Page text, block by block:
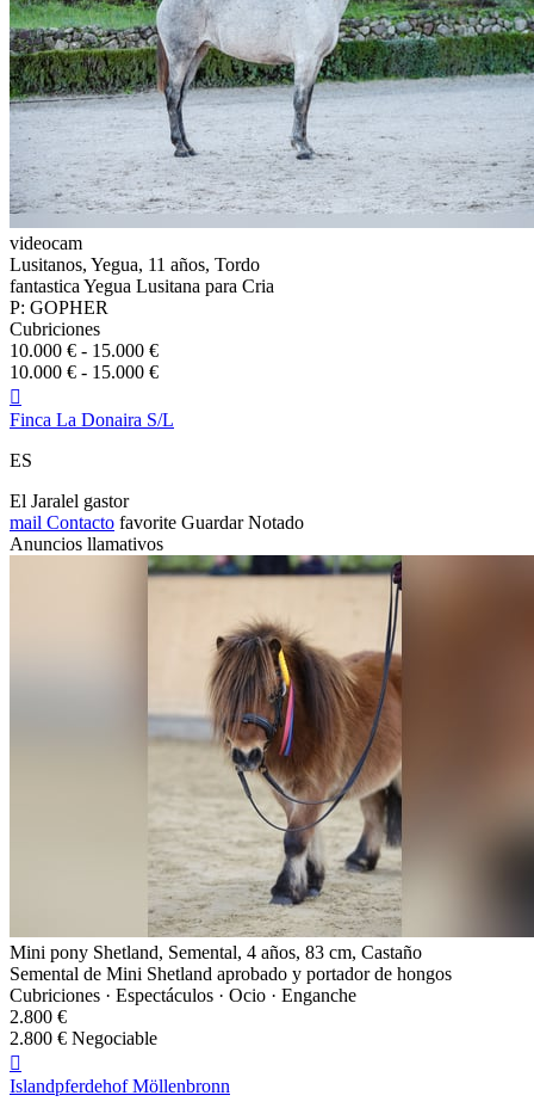
videocam
Lusitanos, Yegua, 11 años, Tordo
fantastica Yegua Lusitana para Cria
P: GOPHER
Cubriciones
10.000 € - 15.000 €
10.000 € - 15.000 €

Finca La Donaira S/L
ES
El Jaralel gastor
mail Contacto favorite Guardar Notado
Anuncios llamativos
Mini pony Shetland, Semental, 4 años, 83 cm, Castaño
Semental de Mini Shetland aprobado y portador de hongos
Cubriciones · Espectáculos · Ocio · Enganche
2.800 €
2.800 € Negociable

Islandpferdehof Möllenbronn